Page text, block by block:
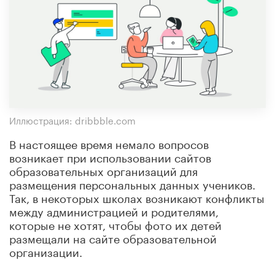
Иллюстрация: dribbble.com
В настоящее время немало вопросов
возникает при использовании сайтов
образовательных организаций для
размещения персональных данных учеников.
Так, в некоторых школах возникают конфликты
между администрацией и родителями,
которые не хотят, чтобы фото их детей
размещали на сайте образовательной
организации.